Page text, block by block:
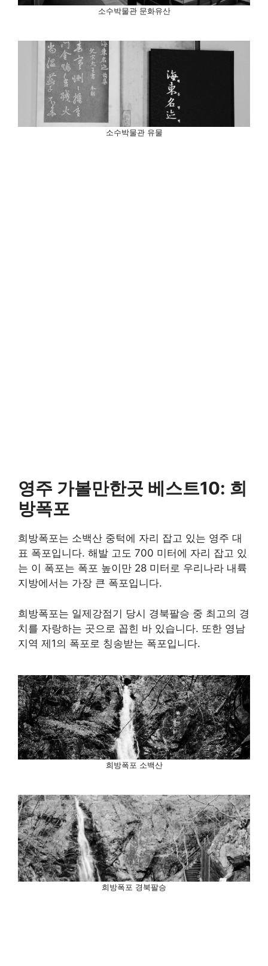
소수박물관 문화유산
소수박물관 유물
영주 가볼만한곳 베스트10: 희
방폭포
희방폭포는 소백산 중턱에 자리 잡고 있는 영주 대
표 폭포입니다. 해발 고도 700 미터에 자리 잡고 있
는 이 폭포는 폭포 높이만 28 미터로 우리나라 내륙
지방에서는 가장 큰 폭포입니다.
희방폭포는 일제강점기 당시 경북팔승 중 최고의 경
치를 자랑하는 곳으로 꼽힌 바 있습니다. 또한 영남
지역 제1의 폭포로 칭송받는 폭포입니다.
희방폭포 소백산
희방폭포 경북팔승